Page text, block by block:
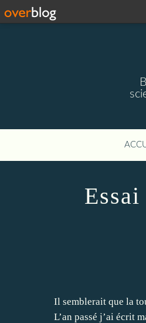
Il semblerait que la
L’an passé j’ai écrit